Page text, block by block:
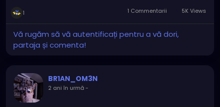
1 1 Commentarii 5K Views
Vă rugăm să vă autentificați pentru a vă dori,
partaja și comenta!
BR1AN_OM3N
2 ani în urmă-